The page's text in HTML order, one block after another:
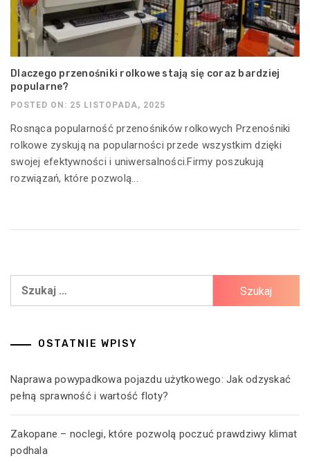
Dlaczego przenośniki rolkowe stają się coraz bardziej
popularne?
POSTED ON: 25 LISTOPADA, 2025
Rosnąca popularność przenośników rolkowych Przenośniki
rolkowe zyskują na popularności przede wszystkim dzięki
swojej efektywności i uniwersalności.Firmy poszukują
rozwiązań, które pozwolą...
Szukaj:
OSTATNIE WPISY
Naprawa powypadkowa pojazdu użytkowego: Jak odzyskać
pełną sprawność i wartość floty?
Zakopane – noclegi, które pozwolą poczuć prawdziwy klimat
podhala